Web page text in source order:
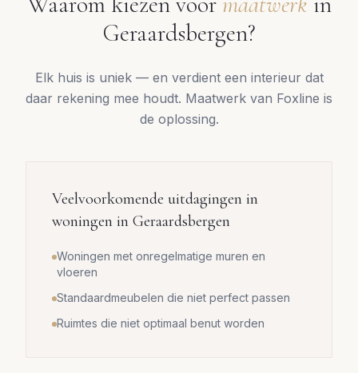
Geraardsbergen?
Elk huis is uniek — en verdient een interieur dat
daar rekening mee houdt. Maatwerk van Foxline is
de oplossing.
Veelvoorkomende uitdagingen in
woningen in Geraardsbergen
Woningen met onregelmatige muren en
vloeren
Standaardmeubelen die niet perfect passen
Ruimtes die niet optimaal benut worden